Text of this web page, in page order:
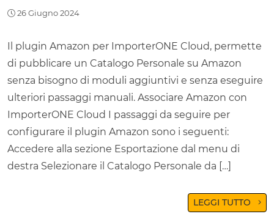
26 Giugno 2024
Il plugin Amazon per ImporterONE Cloud, permette
di pubblicare un Catalogo Personale su Amazon
senza bisogno di moduli aggiuntivi e senza eseguire
ulteriori passaggi manuali. Associare Amazon con
ImporterONE Cloud I passaggi da seguire per
configurare il plugin Amazon sono i seguenti:
Accedere alla sezione Esportazione dal menu di
destra Selezionare il Catalogo Personale da […]
LEGGI TUTTO